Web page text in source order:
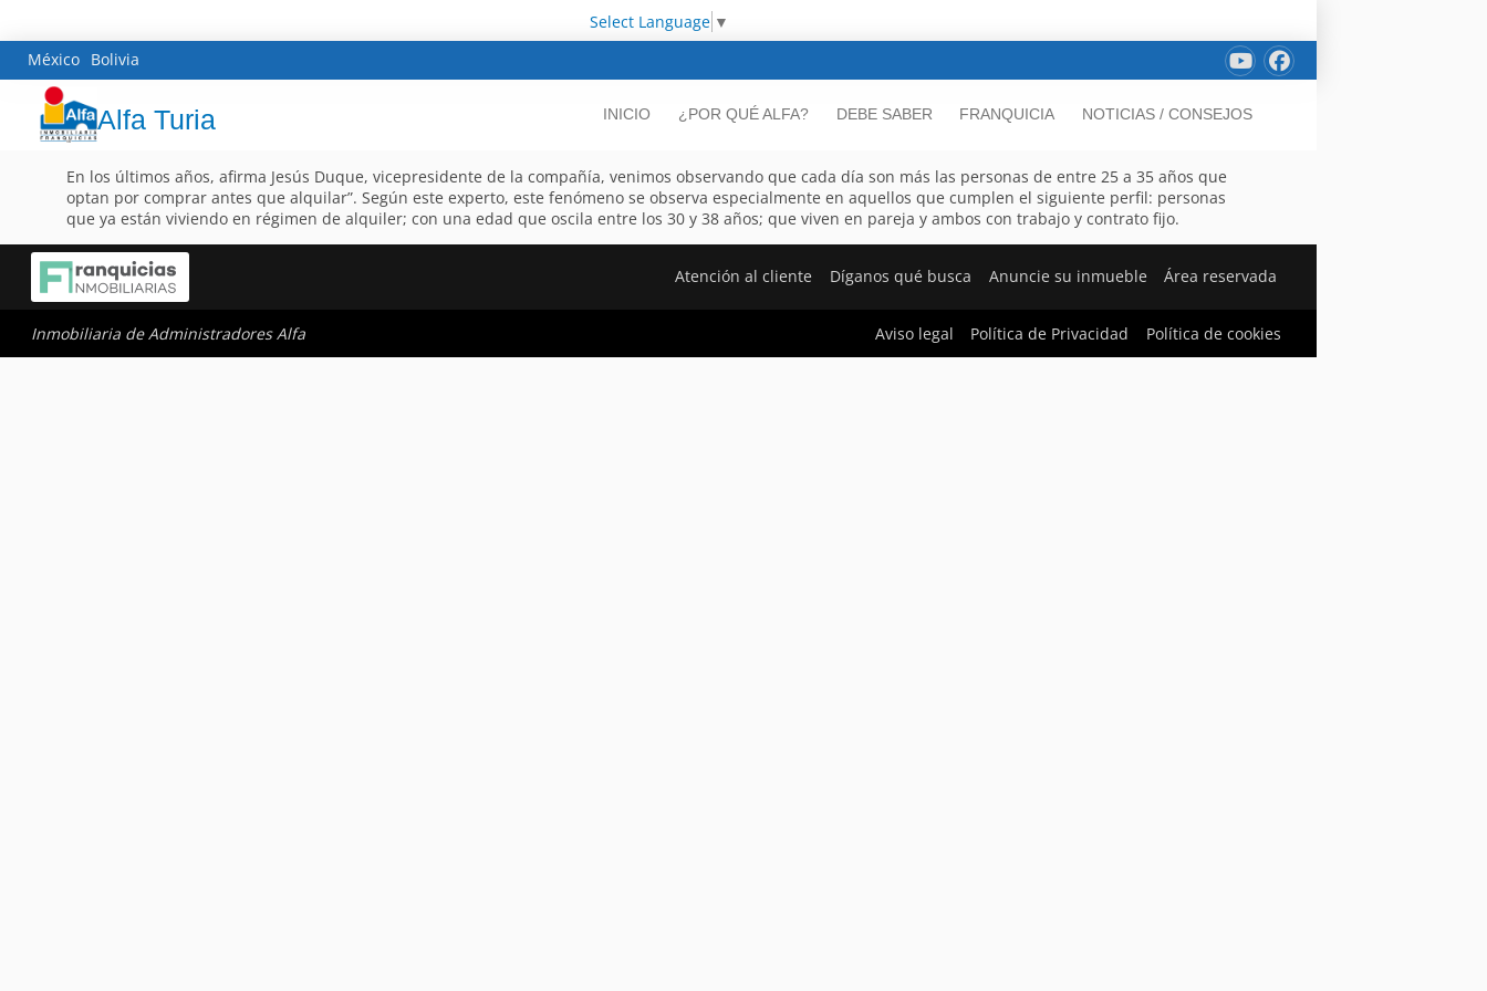
Select Language ▼
México Bolivia
Alfa Turia INICIO ¿POR QUÉ ALFA? DEBE SABER FRANQUICIA NOTICIAS / CONSEJOS
En los últimos años, afirma Jesús Duque, vicepresidente de la compañía, venimos observando que cada día son más las personas de entre 25 a 35 años que
optan por comprar antes que alquilar”. Según este experto, este fenómeno se observa especialmente en aquellos que cumplen el siguiente perfil: personas
que ya están viviendo en régimen de alquiler; con una edad que oscila entre los 30 y 38 años; que viven en pareja y ambos con trabajo y contrato fijo.
Atención al cliente Díganos qué busca Anuncie su inmueble Área reservada
Inmobiliaria de Administradores Alfa Aviso legal Política de Privacidad Política de cookies